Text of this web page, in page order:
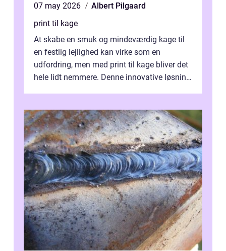
07 may 2026
Albert Pilgaard
print til kage
At skabe en smuk og mindeværdig kage til
en festlig lejlighed kan virke som en
udfordring, men med print til kage bliver det
hele lidt nemmere. Denne innovative løsning